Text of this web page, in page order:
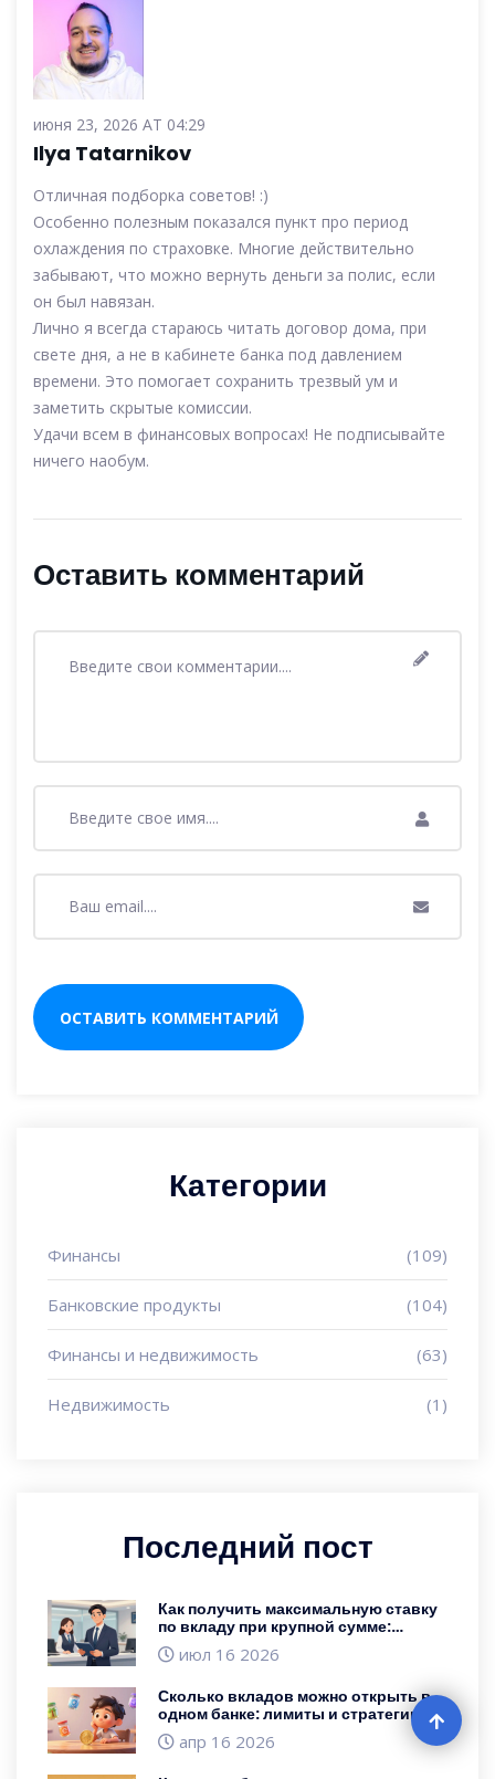
июня 23, 2026 AT 04:29
Ilya Tatarnikov
Отличная подборка советов! :)
Особенно полезным показался пункт про период
охлаждения по страховке. Многие действительно
забывают, что можно вернуть деньги за полис, если
он был навязан.
Лично я всегда стараюсь читать договор дома, при
свете дня, а не в кабинете банка под давлением
времени. Это помогает сохранить трезвый ум и
заметить скрытые комиссии.
Удачи всем в финансовых вопросах! Не подписывайте
ничего наобум.
Оставить комментарий
Категории
Финансы (109)
Банковские продукты (104)
Финансы и недвижимость (63)
Недвижимость (1)
Последний пост
Как получить максимальную ставку
по вкладу при крупной сумме:
переговоры с банком
июл 16 2026
Сколько вкладов можно открыть в
одном банке: лимиты и стратегии
управления
апр 16 2026